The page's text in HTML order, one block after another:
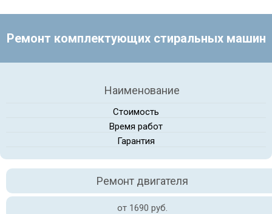
Ремонт комплектующих стиральных машин
Наименование
Стоимость
Время работ
Гарантия
Ремонт двигателя
от 1690 руб.